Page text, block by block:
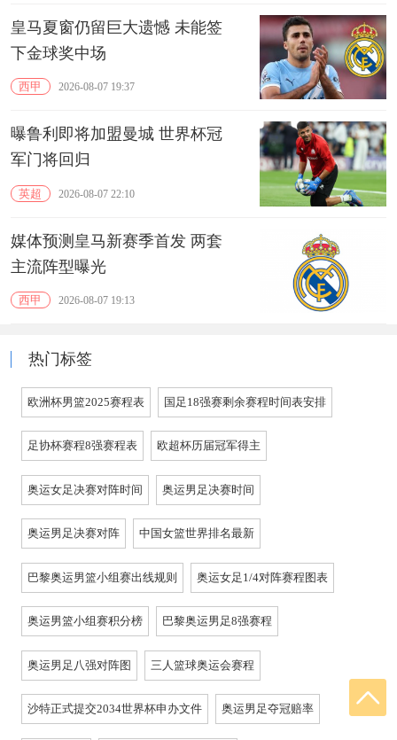
皇马夏窗仍留巨大遗憾 未能签
下金球奖中场
西甲 2026-08-07 19:37
曝鲁利即将加盟曼城 世界杯冠
军门将回归
英超 2026-08-07 22:10
媒体预测皇马新赛季首发 两套
主流阵型曝光
西甲 2026-08-07 19:13
热门标签
欧洲杯男篮2025赛程表 国足18强赛剩余赛程时间表安排
足协杯赛程8强赛程表 欧超杯历届冠军得主
奥运女足决赛对阵时间 奥运男足决赛时间
奥运男足决赛对阵 中国女篮世界排名最新
巴黎奥运男篮小组赛出线规则 奥运女足1/4对阵赛程图表
奥运男篮小组赛积分榜 巴黎奥运男足8强赛程
奥运男足八强对阵图 三人篮球奥运会赛程
沙特正式提交2034世界杯申办文件 奥运男足夺冠赔率